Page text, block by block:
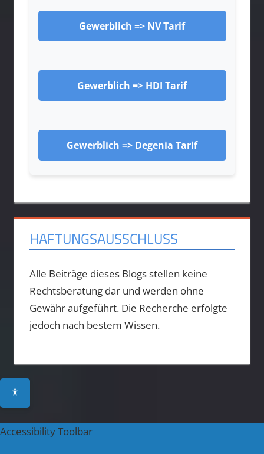
Gewerblich => NV Tarif
Gewerblich => HDI Tarif
Gewerblich => Degenia Tarif
HAFTUNGSAUSSCHLUSS
Alle Beiträge dieses Blogs stellen keine
Rechtsberatung dar und werden ohne
Gewähr aufgeführt. Die Recherche erfolgte
jedoch nach bestem Wissen.
Accessibility Toolbar